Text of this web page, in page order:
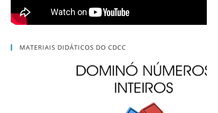
MATERIAIS DIDÁTICOS DO CDCC